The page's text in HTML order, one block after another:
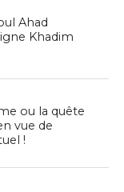
Ahad
Khadim
ou la quête
vue de
!